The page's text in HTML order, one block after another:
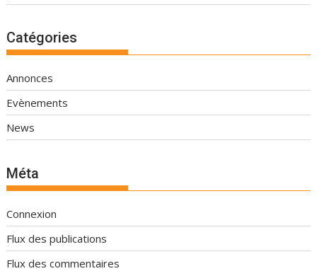
Catégories
Annonces
Evènements
News
Méta
Connexion
Flux des publications
Flux des commentaires